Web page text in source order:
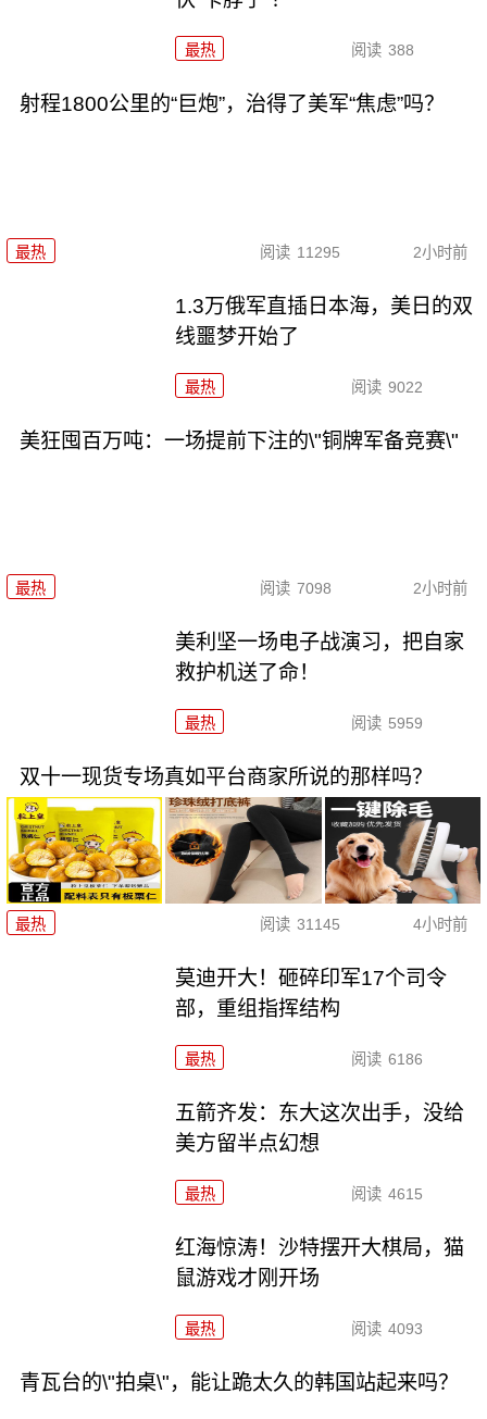
最热 阅读 388
射程1800公里的“巨炮”，治得了美军“焦虑”吗？
最热 阅读 11295 2小时前
1.3万俄军直插日本海，美日的双
线噩梦开始了
最热 阅读 9022
美狂囤百万吨：一场提前下注的\"铜牌军备竞赛\"
最热 阅读 7098 2小时前
美利坚一场电子战演习，把自家
救护机送了命！
最热 阅读 5959
双十一现货专场真如平台商家所说的那样吗？
最热 阅读 31145 4小时前
莫迪开大！砸碎印军17个司令
部，重组指挥结构
最热 阅读 6186
五箭齐发：东大这次出手，没给
美方留半点幻想
最热 阅读 4615
红海惊涛！沙特摆开大棋局，猫
鼠游戏才刚开场
最热 阅读 4093
青瓦台的\"拍桌\"，能让跪太久的韩国站起来吗？